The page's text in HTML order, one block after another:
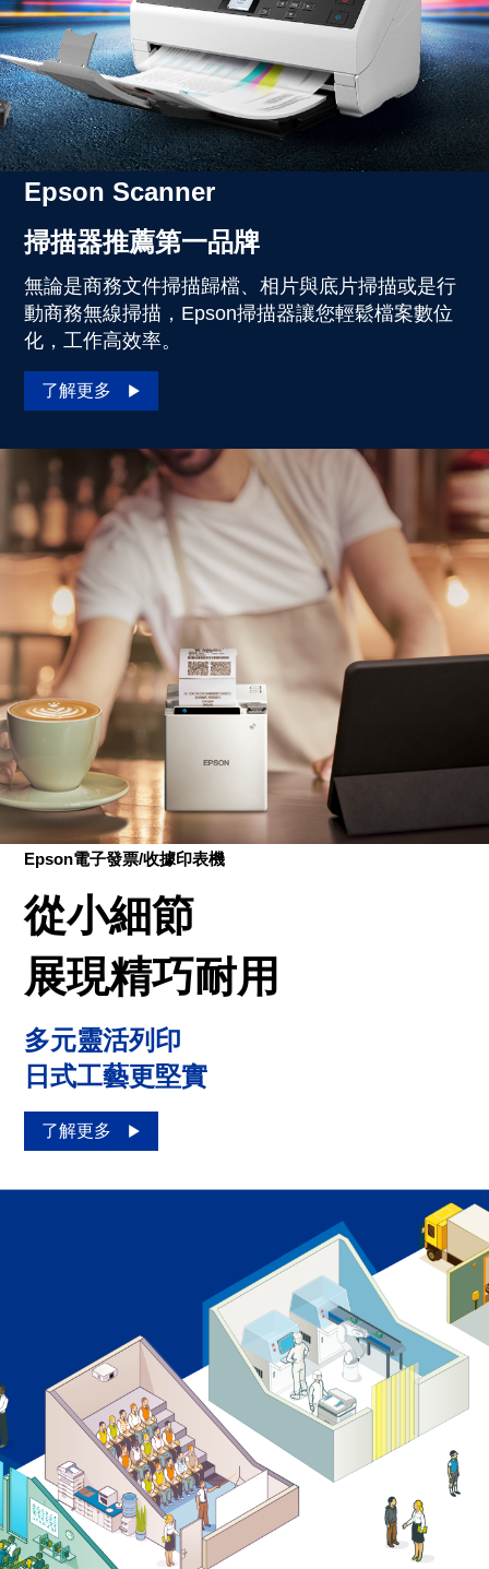
Epson Scanner
掃描器推薦第一品牌
無論是商務文件掃描歸檔、相片與底片掃描或是行
動商務無線掃描，Epson掃描器讓您輕鬆檔案數位
化，工作高效率。
了解更多
Epson電子發票/收據印表機
從小細節
展現精巧耐用
多元靈活列印
日式工藝更堅實
了解更多